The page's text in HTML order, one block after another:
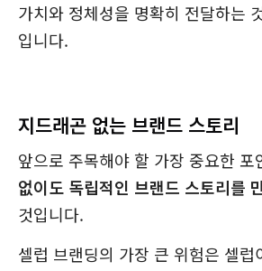
가치와 정체성을 명확히 전달하는
입니다.
지드래곤 없는 브랜드 스토리
앞으로 주목해야 할 가장 중요한 포
없이도 독립적인 브랜드 스토리를
것입니다.
셀럽 브랜딩의 가장 큰 위험은 셀럽